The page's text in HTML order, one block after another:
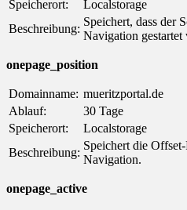
Speicherort:
Localstorage
Beschreibung:
Speichert, dass der
Navigation gestartet
onepage_position
Domainname: mueritzportal.de
Ablauf:
30 Tage
Speicherort:
Localstorage
Beschreibung:
Speichert die
Navigation.
onepage_active